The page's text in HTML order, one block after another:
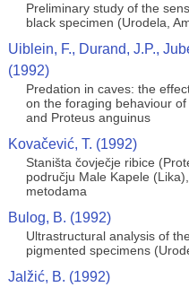
Preliminary study of the
black specimen (Urodela,
Uiblein, F., Durand, J.P.,
(1992)
Predation in caves: the
on the foraging behaviour
and Proteus anguinus
Kovačević, T. (1992)
Staništa čovječje ribice
području Male Kapele
metodama
Bulog, B. (1992)
Ultrastructural analysis of
pigmented specimens
Jalžić, B. (1992)